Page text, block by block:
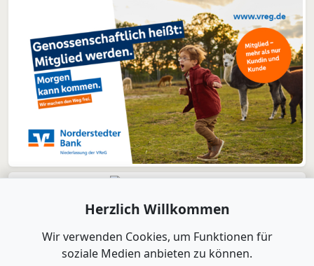
Herzlich Willkommen
Wir verwenden Cookies, um Funktionen für
soziale Medien anbieten zu können.